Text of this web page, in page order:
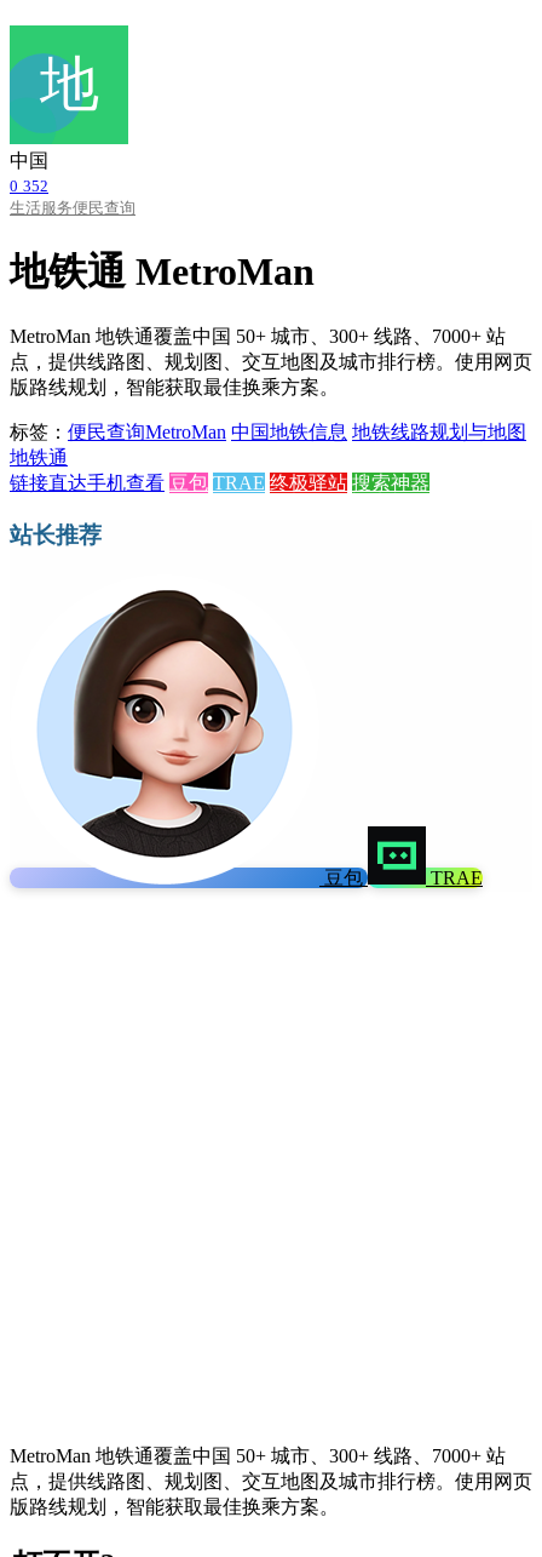
中国
0 352
生活服务便民查询
地铁通 MetroMan
MetroMan 地铁通覆盖中国 50+ 城市、300+ 线路、7000+ 站
点，提供线路图、规划图、交互地图及城市排行榜。使用网页
版路线规划，智能获取最佳换乘方案。
标签： 便民查询MetroMan 中国地铁信息 地铁线路规划与地图
地铁通
链接直达手机查看 豆包 TRAE 终极驿站 搜索神器
站长推荐
豆包 TRAE
MetroMan 地铁通覆盖中国 50+ 城市、300+ 线路、7000+ 站
点，提供线路图、规划图、交互地图及城市排行榜。使用网页
版路线规划，智能获取最佳换乘方案。